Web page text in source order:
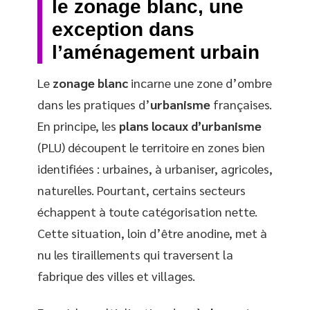
le zonage blanc, une
exception dans
l’aménagement urbain
Le zonage blanc incarne une zone d’ombre
dans les pratiques d’urbanisme françaises.
En principe, les plans locaux d’urbanisme
(PLU) découpent le territoire en zones bien
identifiées : urbaines, à urbaniser, agricoles,
naturelles. Pourtant, certains secteurs
échappent à toute catégorisation nette.
Cette situation, loin d’être anodine, met à
nu les tiraillements qui traversent la
fabrique des villes et villages.